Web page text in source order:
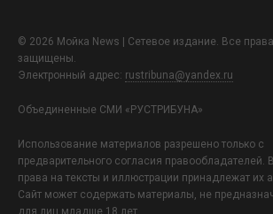
© 2026 Мойка News | Сетевое издание. Все права
защищены.
Электронный адрес: rustribuna@yandex.ru
Объединенные СМИ «РУСТРИБУНА»
Использование материалов разрешено только с
предварительного согласия правообладателей.
права на тексты и иллюстрации принадлежат их
Сайт может содержать материалы, не
для лиц младше 18 лет.